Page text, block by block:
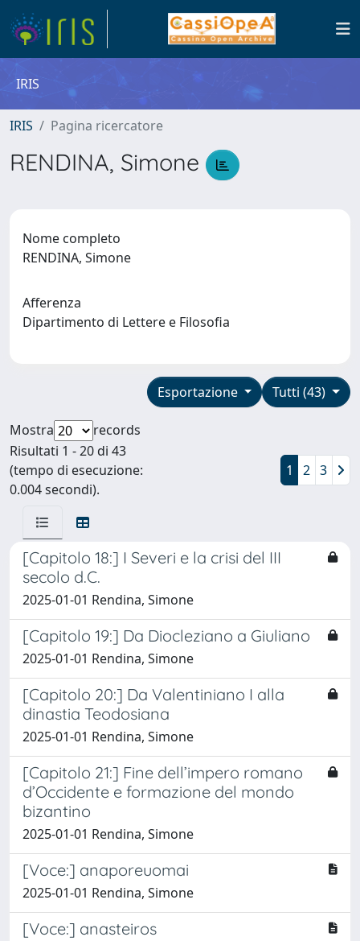
IRIS
IRIS Pagina ricercatore
RENDINA, Simone
Nome completo
RENDINA, Simone
Afferenza
Dipartimento di Lettere e Filosofia
Tutti (43)
Esportazione
Mostra
records
Risultati 1 - 20 di 43
(tempo di esecuzione:
0.004 secondi).
1 2 3
[Capitolo 18:] I Severi e la crisi del III
secolo d.C.
2025-01-01 Rendina, Simone
[Capitolo 19:] Da Diocleziano a Giuliano
2025-01-01 Rendina, Simone
[Capitolo 20:] Da Valentiniano I alla
dinastia Teodosiana
2025-01-01 Rendina, Simone
[Capitolo 21:] Fine dell’impero romano
d’Occidente e formazione del mondo
bizantino
2025-01-01 Rendina, Simone
[Voce:] anaporeuomai
2025-01-01 Rendina, Simone
[Voce:] anasteiros